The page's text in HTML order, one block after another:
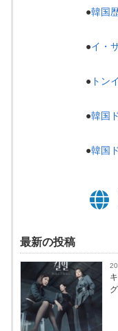
●韓国
●イ・
● トン
●韓国
●韓国
最新の投稿